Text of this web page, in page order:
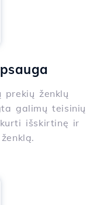
ženklų
galimų teisinių
išskirtinę ir